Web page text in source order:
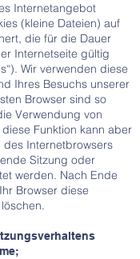
Internetangebot
(kleine Dateien) auf
die für die Dauer
Internetseite gültig
Wir verwenden diese
Ihres Besuchs unserer
Browser sind so
Verwendung von
Funktion kann aber
Internetbrowsers
Sitzung oder
werden. Nach Ende
Browser diese